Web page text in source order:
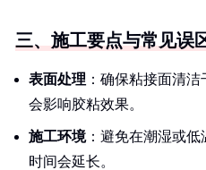
三、施工要点与常见误
表面处理 ：确保粘接面清
会影响胶粘效果。
施工环境：避免在潮湿或低
时间会延长。